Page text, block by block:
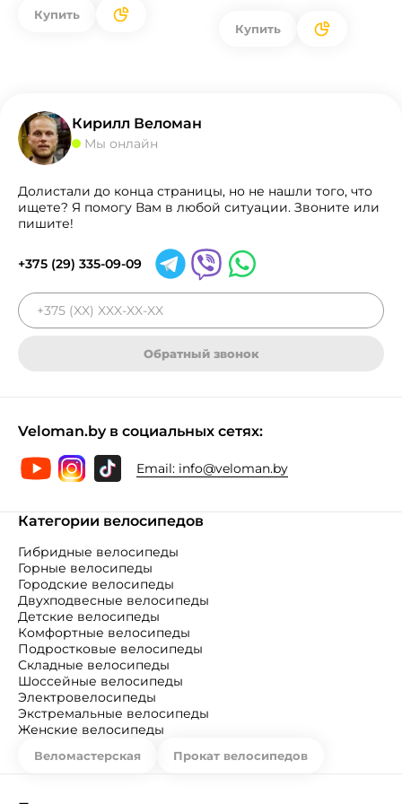
Купить
Купить
Кирилл Веломан
Мы онлайн
Долистали до конца страницы, но не нашли того, что
ищете? Я помогу Вам в любой ситуации. Звоните или
пишите!
+375 (29) 335-09-09
Обратный звонок
Veloman.by в социальных сетях:
Email: info@veloman.by
Категории велосипедов
Гибридные велосипеды
Горные велосипеды
Городские велосипеды
Двухподвесные велосипеды
Детские велосипеды
Комфортные велосипеды
Подростковые велосипеды
Складные велосипеды
Шоссейные велосипеды
Электровелосипеды
Экстремальные велосипеды
Женские велосипеды
Веломастерская Прокат велосипедов